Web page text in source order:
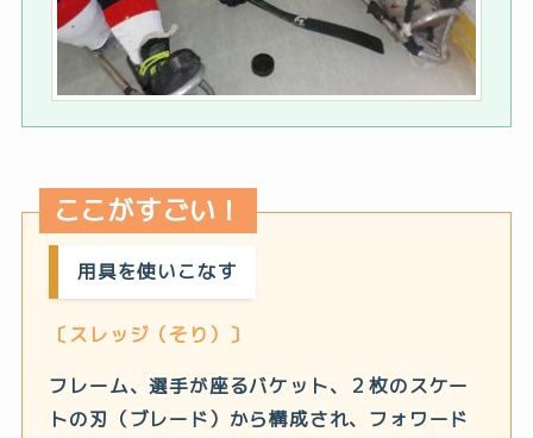
ここがすごい！
用具を使いこなす
〔スレッジ（そり）〕
フレーム、選手が座るバケット、２枚のスケー
トの刃（ブレード）から構成され、フォワード